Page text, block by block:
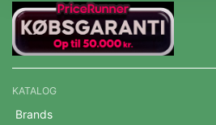
KATALOG
Brands